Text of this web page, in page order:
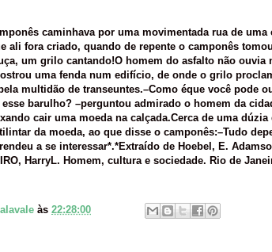
caminhava por uma movimentada rua de uma
ali fora criado, quando de repente o camponês
um grilo cantando!O homem do asfalto não ouvia
uma fenda num edifício, de onde o grilo
multidão de transeuntes.–Como éque você pode
barulho? –perguntou admirado o homem da
cair uma moeda na calçada.Cerca de uma
da moeda, ao que disse o camponês:–Tudo
a se interessar*.*Extraído de Hoebel, E.
HarryL. Homem, cultura e sociedade. Rio de
às 22:28:00